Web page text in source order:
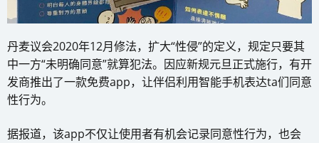
丹麦议会2020年12月修法，扩大“性侵”的定义，规定只要其
中一方“未明确同意”就算犯法。因应新规元旦正式施行，有开
发商推出了一款免费app，让伴侣利用智能手机表达ta们同意
性行为。
据报道，该app不仅让使用者有机会记录同意性行为，也会